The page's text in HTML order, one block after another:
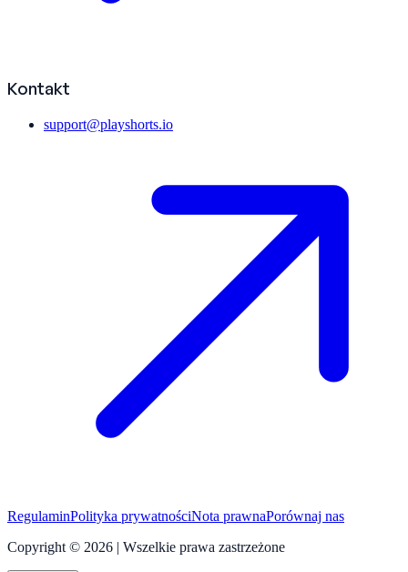
Kontakt
support@playshorts.io
RegulaminPolityka prywatnościNota prawnaPorównaj nas
Copyright © 2026 | Wszelkie prawa zastrzeżone